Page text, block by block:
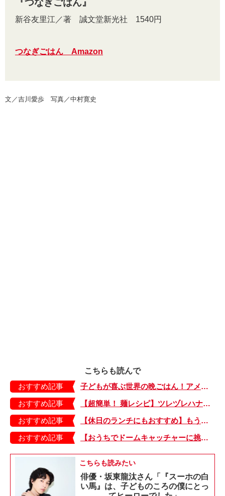
『つなぎごはん』
新谷友里江／著 誠文堂新光社 1540円
つなぎごはん Amazon
文／吉川愛歩 写真／中村寛史
こちらも読んで
おすすめ記事
子どもが喜ぶ世界の晩ごはん！アメリカのフライドチキン＆フライドポテト
おすすめ記事
【超簡単！ 麺レシピ】ツレヅレハナコさんに聞く、パパッと作れる「オイルサーディンとミニトマトの冷製パスタ」
おすすめ記事
【休日のランチにもおすすめ】もう包丁を持つ気力もない…。そんなときは「とろとろ卵のせチャーハン」はいかが？
おすすめ記事
【おうちでドームキャッチャーに挑戦だ】アンパンマン わくわくドームキャッチャー
こちらも読みたい
俳優・坂東龍汰さん「『スーホの白
い馬』は、子どものころの僕にとっ